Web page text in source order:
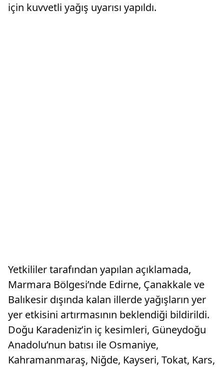
için kuvvetli yağış uyarısı yapıldı.
Yetkililer tarafından yapılan açıklamada,
Marmara Bölgesi’nde Edirne, Çanakkale ve
Balıkesir dışında kalan illerde yağışların yer
yer etkisini artırmasının beklendiği bildirildi.
Doğu Karadeniz’in iç kesimleri, Güneydoğu
Anadolu’nun batısı ile Osmaniye,
Kahramanmaraş, Niğde, Kayseri, Tokat, Kars,